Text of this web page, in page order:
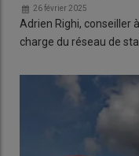
26 février 2025
Adrien Righi, conseiller
charge du réseau de